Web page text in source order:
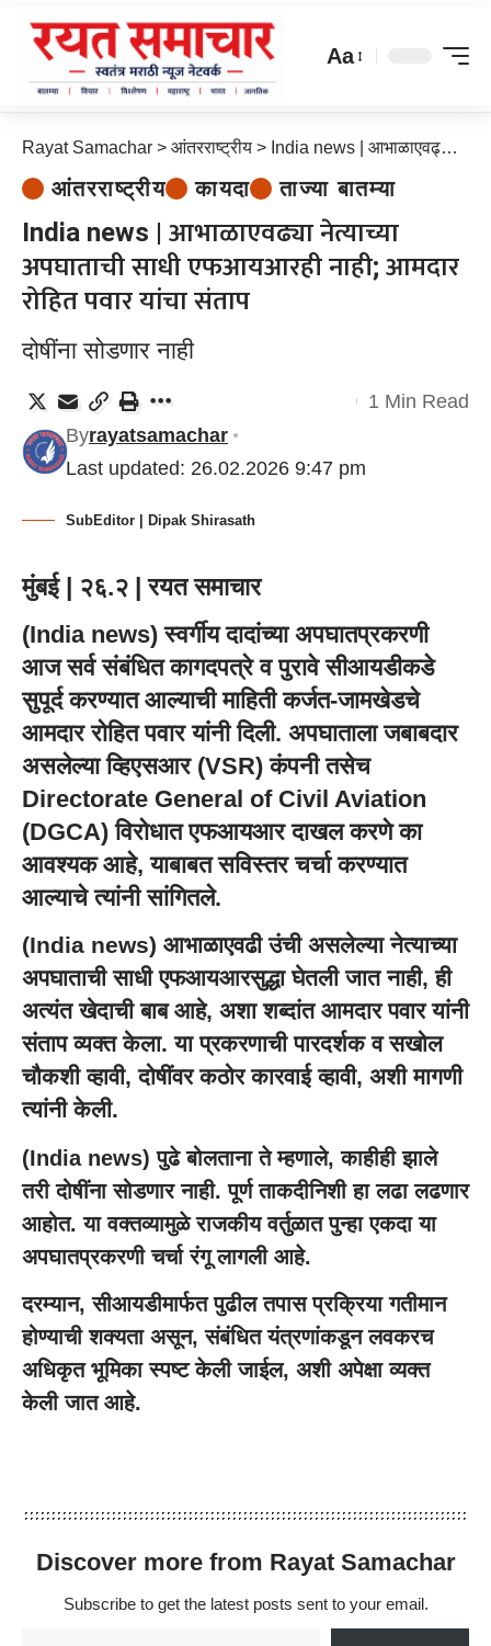
Aa
Rayat Samachar > आंतरराष्ट्रीय > India news | आभाळाएवढ्या नेत्याच्या अपघाताची साधी एफआयआरही नाही; आमदार रोहित पवार यांचा संताप
आंतरराष्ट्रीय कायदा ताज्या बातम्या
India news | आभाळाएवढ्या नेत्याच्या
अपघाताची साधी एफआयआरही नाही; आमदार
रोहित पवार यांचा संताप
दोषींना सोडणार नाही
Last updated: 26.02.2026 9:47 pm
Byrayatsamachar
1 Min Read
SubEditor | Dipak Shirasath
मुंबई | २६.२ | रयत समाचार
(India news) स्वर्गीय दादांच्या अपघातप्रकरणी
आज सर्व संबंधित कागदपत्रे व पुरावे सीआयडीकडे
सुपूर्द करण्यात आल्याची माहिती कर्जत-जामखेडचे
आमदार रोहित पवार यांनी दिली. अपघाताला जबाबदार
असलेल्या व्हिएसआर (VSR) कंपनी तसेच
Directorate General of Civil Aviation
(DGCA) विरोधात एफआयआर दाखल करणे का
आवश्यक आहे, याबाबत सविस्तर चर्चा करण्यात
आल्याचे त्यांनी सांगितले.
(India news) आभाळाएवढी उंची असलेल्या नेत्याच्या
अपघाताची साधी एफआयआरसुद्धा घेतली जात नाही, ही
अत्यंत खेदाची बाब आहे, अशा शब्दांत आमदार पवार यांनी
संताप व्यक्त केला. या प्रकरणाची पारदर्शक व सखोल
चौकशी व्हावी, दोषींवर कठोर कारवाई व्हावी, अशी मागणी
त्यांनी केली.
(India news) पुढे बोलताना ते म्हणाले, काहीही झाले
तरी दोषींना सोडणार नाही. पूर्ण ताकदीनिशी हा लढा लढणार
आहोत. या वक्तव्यामुळे राजकीय वर्तुळात पुन्हा एकदा या
अपघातप्रकरणी चर्चा रंगू लागली आहे.
दरम्यान, सीआयडीमार्फत पुढील तपास प्रक्रिया गतीमान
होण्याची शक्यता असून, संबंधित यंत्रणांकडून लवकरच
अधिकृत भूमिका स्पष्ट केली जाईल, अशी अपेक्षा व्यक्त
केली जात आहे.
Discover more from Rayat Samachar
Subscribe to get the latest posts sent to your email.